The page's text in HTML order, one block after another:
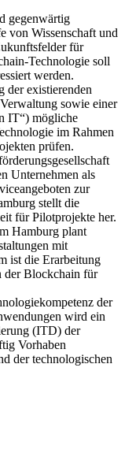
gegenwärtig
von Wissenschaft und
für
Technologie soll
werden.
der existierenden
sowie einer
IT“) mögliche
im Rahmen
prüfen.
Unternehmen als
zur
stellt die
für Pilotprojekte her.
Hamburg plant
mit
ist die Erarbeitung
der Blockchain für
der
wird ein
(ITD) der
Vorhaben
der technologischen